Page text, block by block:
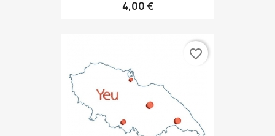
4,00 €
favorite_border